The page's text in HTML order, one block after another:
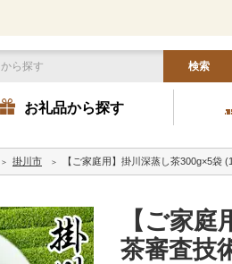
検索
お礼品から探す
掛川市 【ご家庭用】掛川深蒸し茶300g×5袋
【ご家
茶審査技